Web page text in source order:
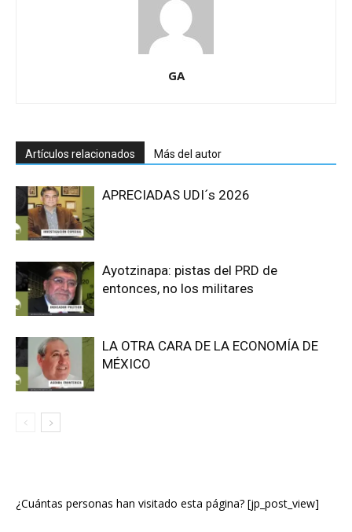
GA
Artículos relacionados Más del autor
APRECIADAS UDI´s 2026
Ayotzinapa: pistas del PRD de
entonces, no los militares
LA OTRA CARA DE LA ECONOMÍA DE
MÉXICO
¿Cuántas personas han visitado esta página? [jp_post_view]